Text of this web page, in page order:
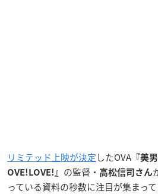
リミテッド上映が決定したOVA 『美
OVE!LOVE!』 の監督・ 高松信司さん
っている資料の秒数に注目が集まって